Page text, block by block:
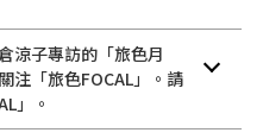
涼子專訪的「旅色月
注「旅色FOCAL」。請
」。